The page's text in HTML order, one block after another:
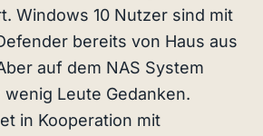
Windows 10 Nutzer sind mit
bereits von Haus aus
auf dem NAS System
Leute Gedanken.
Link)
in Kooperation mit